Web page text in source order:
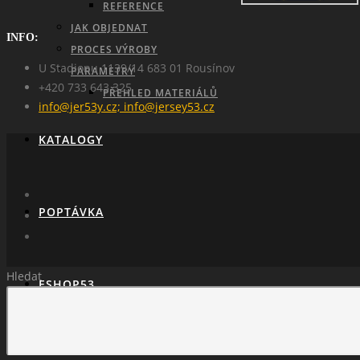
REFERENCE
JAK OBJEDNAT
PROCES VÝROBY
PARAMETRY
PŘEHLED MATERIÁLŮ
KATALOGY
POPTÁVKA
ESHOP53
INFO:
U Stadionu 1139/14 683 01 Rousínov
+420 733 643 325
info@jer53y.cz; info@jersey53.cz
Hledat